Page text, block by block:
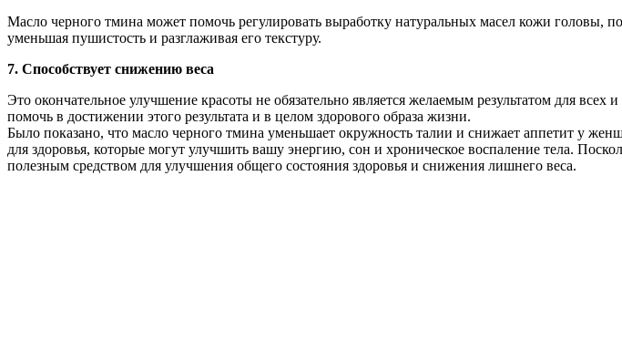
Масло черного тмина может помочь регулировать выработку натуральных масел кожи головы,
уменьшая пушистость и разглаживая его текстуру.
7. Способствует снижению веса
Это окончательное улучшение красоты не обязательно является желаемым результатом для
помочь в достижении этого результата и в целом здорового образа жизни.
Было показано, что масло черного тмина уменьшает окружность талии и снижает аппетит у
для здоровья, которые могут улучшить вашу энергию, сон и хроническое воспаление тела.
полезным средством для улучшения общего состояния здоровья и снижения лишнего веса.